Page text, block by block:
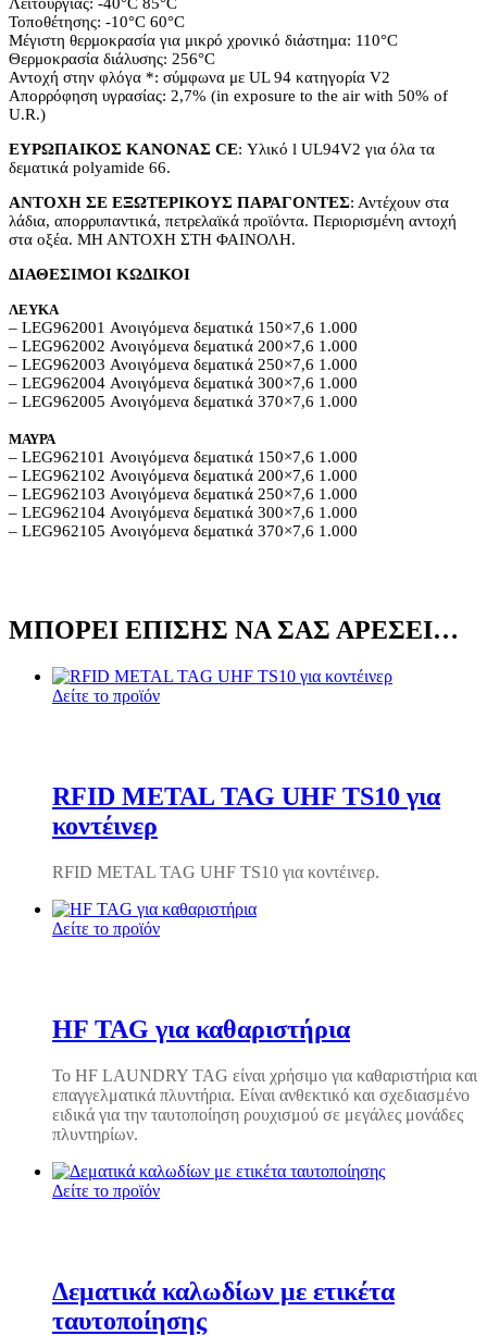
Τοποθέτησης: -10°C 60°C
Μέγιστη θερμοκρασία για μικρό χρονικό διάστημα: 110°C
Θερμοκρασία διάλυσης: 256°C
Αντοχή στην φλόγα *: σύμφωνα με UL 94 κατηγορία V2
Απορρόφηση υγρασίας: 2,7% (in exposure to the air with 50% of
U.R.)
ΕΥΡΩΠΑΙΚΟΣ ΚΑΝΟΝΑΣ CE: Υλικό l UL94V2 για όλα τα
δεματικά polyamide 66.
ΑΝΤΟΧΗ ΣΕ ΕΞΩΤΕΡΙΚΟΥΣ ΠΑΡΑΓΟΝΤΕΣ: Αντέχουν στα
λάδια, απορρυπαντικά, πετρελαϊκά προϊόντα. Περιορισμένη αντοχή
στα οξέα. ΜΗ ΑΝΤΟΧΗ ΣΤΗ ΦΑΙΝΟΛΗ.
ΔΙΑΘΕΣΙΜΟΙ ΚΩΔΙΚΟΙ
ΛΕΥΚΑ
– LEG962001 Ανοιγόμενα δεματικά 150×7,6 1.000
– LEG962002 Ανοιγόμενα δεματικά 200×7,6 1.000
– LEG962003 Ανοιγόμενα δεματικά 250×7,6 1.000
– LEG962004 Ανοιγόμενα δεματικά 300×7,6 1.000
– LEG962005 Ανοιγόμενα δεματικά 370×7,6 1.000
ΜΑΥΡΑ
– LEG962101 Ανοιγόμενα δεματικά 150×7,6 1.000
– LEG962102 Ανοιγόμενα δεματικά 200×7,6 1.000
– LEG962103 Ανοιγόμενα δεματικά 250×7,6 1.000
– LEG962104 Ανοιγόμενα δεματικά 300×7,6 1.000
– LEG962105 Ανοιγόμενα δεματικά 370×7,6 1.000
ΜΠΟΡΕΊ ΕΠΊΣΗΣ ΝΑ ΣΑΣ ΑΡΈΣΕΙ…
Δείτε το προϊόν
RFID METAL TAG UHF TS10 για
κοντέινερ
RFID METAL TAG UHF TS10 για κοντέινερ.
Δείτε το προϊόν
HF TAG για καθαριστήρια
Το HF LAUNDRY TAG είναι χρήσιμο για καθαριστήρια και
επαγγελματικά πλυντήρια. Είναι ανθεκτικό και σχεδιασμένο
ειδικά για την ταυτοποίηση ρουχισμού σε μεγάλες μονάδες
πλυντηρίων.
Δείτε το προϊόν
Δεματικά καλωδίων με ετικέτα
ταυτοποίησης